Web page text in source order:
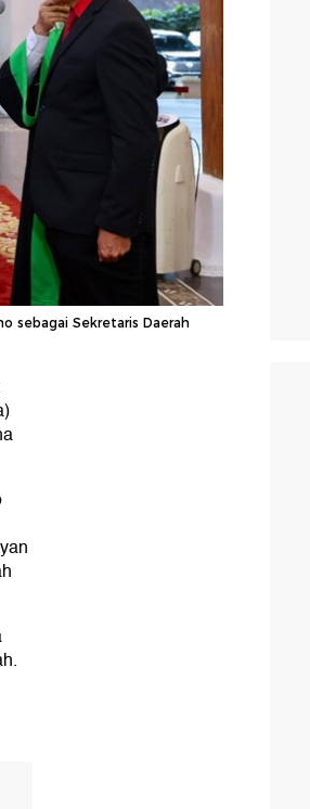
sebagai Sekretaris Daerah